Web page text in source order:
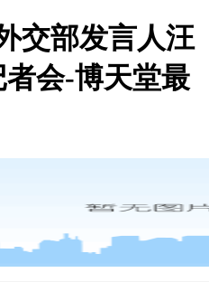
交部发言人汪
会-博天堂最